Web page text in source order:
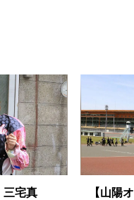
三宅真
【山陽